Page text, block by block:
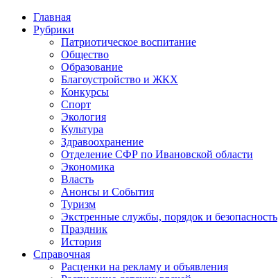
Главная
Рубрики
Патриотическое воспитание
Общество
Образование
Благоустройство и ЖКХ
Конкурсы
Спорт
Экология
Культура
Здравоохранение
Отделение СФР по Ивановской области
Экономика
Власть
Анонсы и События
Туризм
Экстренные службы, порядок и безопасность
Праздник
История
Справочная
Расценки на рекламу и объявления